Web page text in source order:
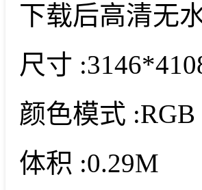
下载后高清无
尺寸 :
颜色模式 :RGB
体积 :0.29M